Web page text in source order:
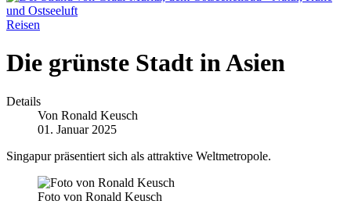
Reisen
Die grünste Stadt in Asien
Details
Von Ronald Keusch
01. Januar 2025
Singapur präsentiert sich als attraktive Weltmetropole.
Foto von Ronald Keusch